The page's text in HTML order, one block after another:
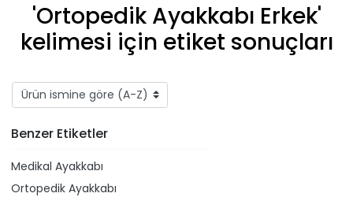
'Ortopedik Ayakkabı Erkek'
kelimesi için etiket sonuçları
Benzer Etiketler
Medikal Ayakkabı
Ortopedik Ayakkabı